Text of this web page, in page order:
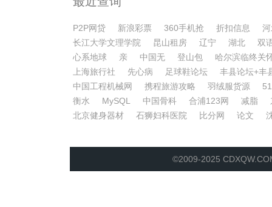
P2P网贷 新浪彩票 360手机抢 折扣信息
长江大学文理学院
昆山租房 辽宁 湖北
双
心系地球
亲 中国无 登山包
哈尔滨临终关
上海旅行社
先心病 足球鞋论坛
丰县论坛+丰
中国工程机械网
携程旅游攻略 羽绒服货源
衡水
MySQL 中国骨科 合浦123网 减脂
北京健身器材
石狮妇科医院 比分网 论文
©2009-2025